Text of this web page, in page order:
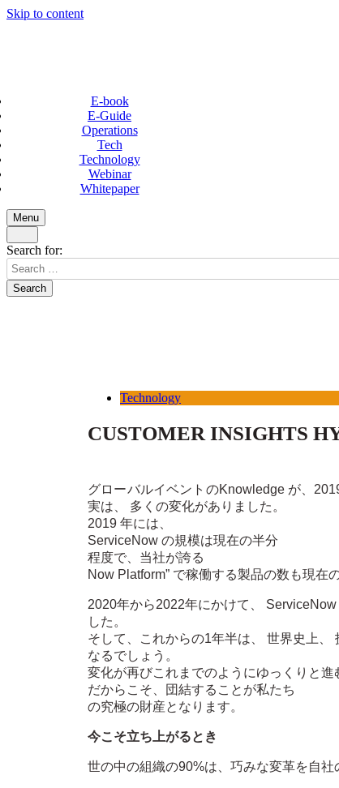
Skip to content
E-book
E-Guide
Operations
Tech
Technology
Webinar
Whitepaper
Menu
Search for:
Technology
CUSTOMER INSIGHTS
グローバルイベントのKnowledge が、
実は、 多くの変化がありました。
2019 年には、
ServiceNow の規模は現在の半分
程度で、当社が誇る
Now Platform” で稼働する製品の数も現在
2020年から2022年にかけて、
した。
そして、これからの1年半は、 世界史上、
なるでしょう。
変化が再びこれまでのようにゆっくりと進
だからこそ、団結することが私たち
の究極の財産となります。
今こそ立ち上がるとき
世の中の組織の90%は、巧みな変革を自